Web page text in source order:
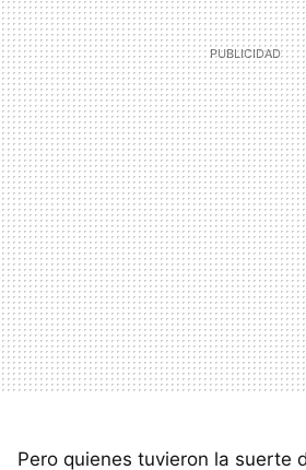
Pero quienes tuvieron la suerte